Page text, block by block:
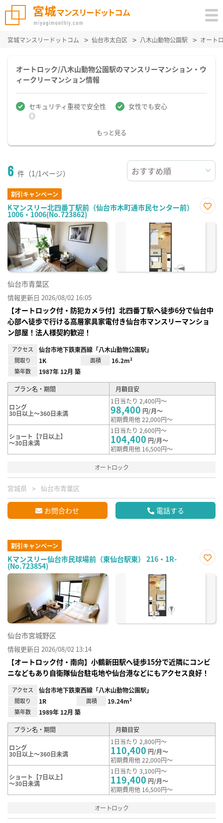
宮城マンスリードットコム 仙台市太白区 八木山動物公園駅 オート
オートロック/八木山動物公園駅のマンスリーマンション・ウ
ィークリーマンション情報
セキュリティ重視で安全性
◎
女性でも安心
もっと見る
6 件（1/1ページ）
割引キャンペーン
Kマンスリー北四番丁駅前（仙台市木町通市民センター前）
1006・1006(No.723862)
に入
仙台市青葉区
情報更新日 2026/08/02 16:05
【オートロック付・防犯カメラ付】北四番丁駅へ徒歩6分で仙台中
心部へ徒歩で行ける高層家具家電付き仙台市マンスリーマンショ
ン部屋！法人様契約歓迎！
アクセス 仙台市地下鉄東西線「八木山動物公園駅」
間取り 1K 面積 16.2m²
築年数 1987年 12月 築
プラン名・期間 月額目安
ロング
30日以上～360日未満
1日当たり 2,400円～
98,400 円/月～
初期費用他 22,000円～
ショート【7日以上】
～30日未満
1日当たり 2,600円～
104,400 円/月～
初期費用他 16,500円～
オートロック
宮城県 仙台市青葉区
お問合わせ 電話する
割引キャンペーン
Kマンスリー仙台市民球場前（東仙台駅東） 216・1R-
(No.723854)
に入
仙台市宮城野区
情報更新日 2026/08/02 13:14
【オートロック付・南向】小鶴新田駅へ徒歩15分で近隣にコンビ
ニなどもあり自衛隊仙台駐屯地や仙台港などにもアクセス良好！
アクセス 仙台市地下鉄東西線「八木山動物公園駅」
間取り 1R 面積 19.24m²
築年数 1989年 12月 築
プラン名・期間 月額目安
ロング
30日以上～360日未満
1日当たり 2,800円～
110,400 円/月～
初期費用他 22,000円～
ショート【7日以上】
～30日未満
1日当たり 3,100円～
119,400 円/月～
初期費用他 16,500円～
オートロック